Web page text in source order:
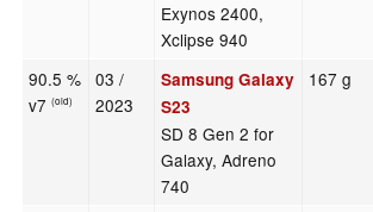
Exynos 2400,
Xclipse 940
90.5 %
v7(old)
03 /
2023
Samsung Galaxy
S23
SD 8 Gen 2 for
Galaxy, Adreno
740
167 g